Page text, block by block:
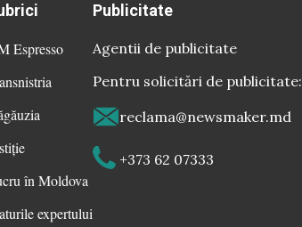
Espresso
în Moldova
expertului
Publicitate
Agentii de publicitate
Pentru solicitări de publicitate:
reclama@newsmaker.md
+373 62 07333